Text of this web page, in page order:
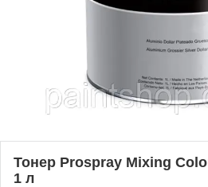
Тонер Prospray Mixing
1 л